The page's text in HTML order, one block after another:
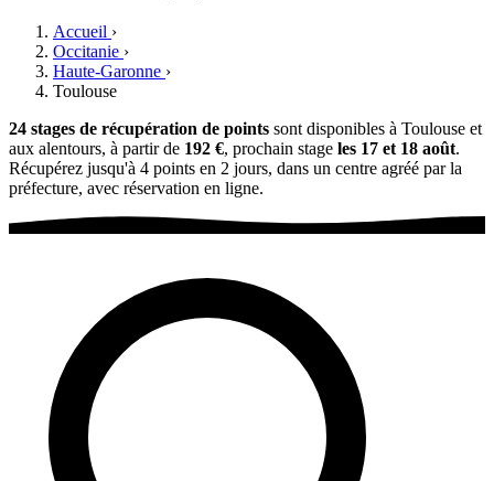
Accueil ›
Occitanie ›
Haute-Garonne ›
Toulouse
24 stages de récupération de points sont disponibles à Toulouse et
aux alentours, à partir de 192 €, prochain stage les 17 et 18 août.
Récupérez jusqu'à 4 points en 2 jours, dans un centre agréé par la
préfecture, avec réservation en ligne.